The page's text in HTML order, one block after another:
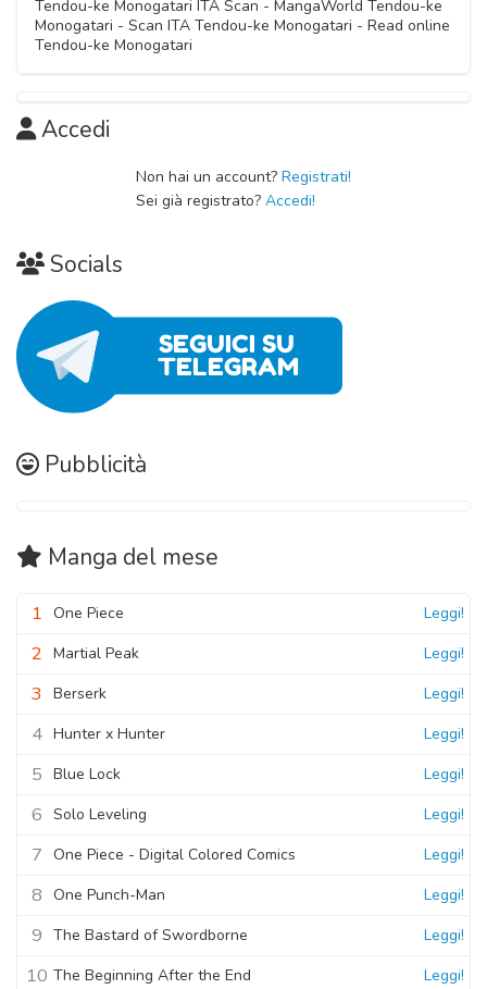
Capitolo 05
Capitolo 02
Tendou-ke Monogatari ITA Scan - MangaWorld Tendou-ke
Monogatari - Scan ITA Tendou-ke Monogatari - Read online
Tendou-ke Monogatari
Accedi
Non hai un account? Registrati!
Sei già registrato? Accedi!
Socials
Pubblicità
Manga del mese
1 One Piece Leggi!
2 Martial Peak Leggi!
3 Berserk Leggi!
4 Hunter x Hunter Leggi!
5 Blue Lock Leggi!
6 Solo Leveling Leggi!
7 One Piece - Digital Colored Comics Leggi!
8 One Punch-Man Leggi!
9 The Bastard of Swordborne Leggi!
10 The Beginning After the End Leggi!